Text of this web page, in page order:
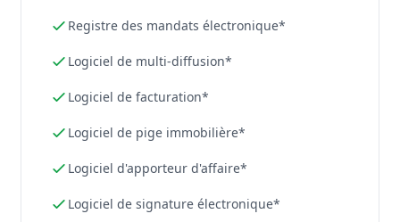
Registre des mandats électronique*
Logiciel de multi-diffusion*
Logiciel de facturation*
Logiciel de pige immobilière*
Logiciel d'apporteur d'affaire*
Logiciel de signature électronique*